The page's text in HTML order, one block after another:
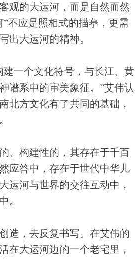
的大运河，而是自然而然
不应是照相式的描摹，更需
出大运河的精神。
一个文化符号，与长江、黄
谱系中的审美象征。”艾伟认
北方文化有了共同的基础，
构建性的，其存在于千百
应答中，存在于世代中华儿
运河与世界的交往互动中，
。
，去反复书写。在艾伟的
在大运河边的一个老宅里，